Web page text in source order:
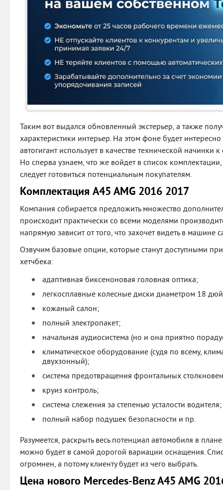
Таким вот выдался обновленный экстерьер, а также
характеристики интерьер. На этом фоне будет
автогигант использует в качестве технической начинки
Но сперва узнаем, что же войдет в список
следует готовиться потенциальным покупателям.
Комплектация A45 AMG 2016 2017
Компания собирается предложить множество
происходит практически со всеми моделями
напрямую зависит от того, что захочет видеть в машине
Озвучим базовые опции, которые станут доступными
хетчбека:
адаптивная биксеноновая головная оптика;
легкосплавные колесные диски диаметром 18
кожаный салон;
полный электропакет;
начальная аудиосистема (но и она приятно
климатическое оборудование (судя по всему,
двухзонный);
система предотвращения фронтальных
круиз контроль;
система слежения за степенью усталости водителя;
полный набор подушек безопасности и пр.
Разумеется, раскрыть весь потенциал автомобиля в
можно будет в самой дорогой вариации оснащения.
огромнен, а потому клиенту будет из чего выбрать.
Цена нового Mercedes-Benz A45 AMG